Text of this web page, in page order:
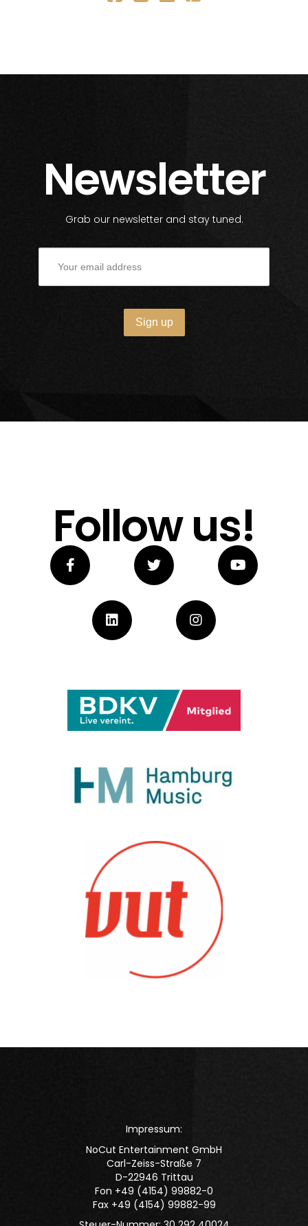
Newsletter
Grab our newsletter and stay tuned.
Follow us!
Impressum:
NoCut Entertainment GmbH
Carl-Zeiss-Straße 7
D-22946 Trittau
Fon +49 (4154) 99882-0
Fax +49 (4154) 99882-99